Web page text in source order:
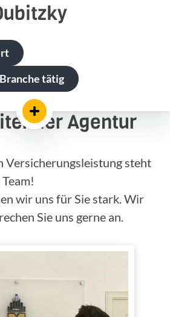
tätig
der Agentur
Versicherungsleistung steht
wir uns für Sie stark. Wir
Sie uns gerne an.
Kevin Hartmann
Büropartner